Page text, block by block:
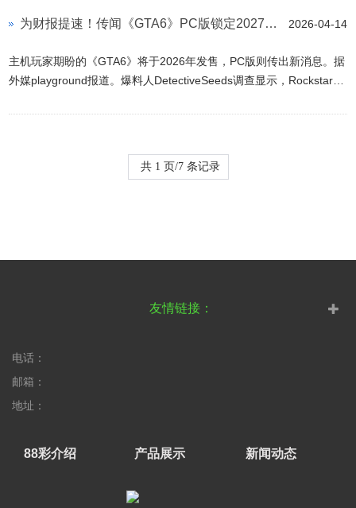
（大郊亭IMAX店） 参与规则： 1、关注@微博观影团 2、带话题#微
钮，填写报名信息。 影片简介： 片名：《蛟龙行动》 导演：林超贤
编剧：林超贤/支雅卿 主演...
2026-04-14
为财报提速！传闻《GTA6》PC版锁定2027年2月发售
主机玩家期盼的《GTA6》将于2026年发售，PC版则传出新消息。据
外媒playground报道。爆料人DetectiveSeeds调查显示，Rockstar和
业绩。 GTA6 动作冒险, 角色扮演 PC 玩家们，我知道你们很急，但
了90多位前Rockstar Games员工，仅3人回复且说法一致。据这三位
消息来源透露，PC版定于...
共 1 页/7 条记录
友情链接：
电话：
邮箱：
地址：
88彩介绍 产品展示 新闻动态